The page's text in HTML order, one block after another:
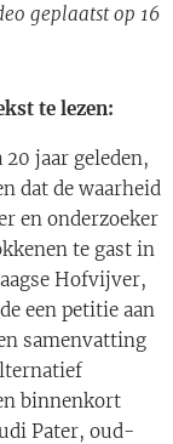
geplaatst op 16
te lezen:
jaar geleden,
dat de waarheid
en onderzoeker
te gast in
Hofvijver,
een petitie aan
samenvatting
binnenkort
Pater, oud-